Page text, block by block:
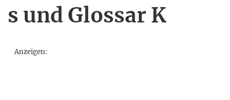
s und Glossar K
Anzeigen: